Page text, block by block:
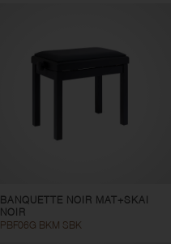
BANQUETTE NOIR MAT+SKAI
NOIR
PBF06G BKM SBK